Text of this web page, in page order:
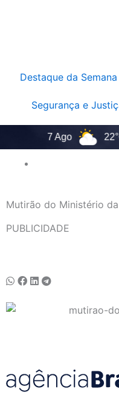
Destaque da Semana
Segurança e
22°C
Mutirão do Ministério
PUBLICIDADE